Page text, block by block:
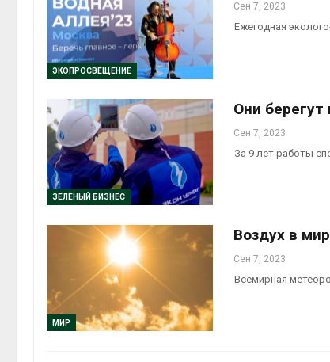
ЭКОПРОСВЕЩЕНИЕ
Сен 7, 2023
Ежегодная
ЗЕЛЕНЫЙ БИЗНЕС
Они берегут
Сен 7, 2023
За 9 лет работы
МИР
Воздух в
Сен 7, 2023
Всемирная